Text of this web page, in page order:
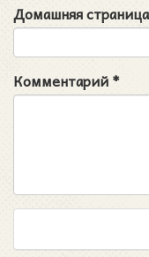
Домашняя страница
Комментарий*